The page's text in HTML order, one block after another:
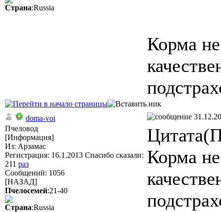
Страна:Russia
Корма
doma-voi
Пчеловод
[Информация]
Из: Арзамас
Регистрация: 16.1.2013 Спасибо сказали:
211 раз
Сообщений: 1056
[НАЗАД]
Пчелосемей:21-40
Страна:Russia
Корма